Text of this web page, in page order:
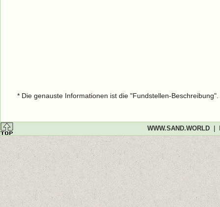
* Die genauste Informationen ist die "Fundstellen-
WWW.SAND.WORLD|